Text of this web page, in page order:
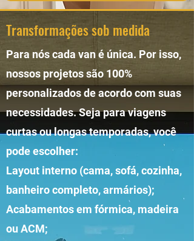
Transformações sob medida
Para nós cada van é única. Por isso,
nossos projetos são 100%
personalizados de acordo com suas
necessidades. Seja para viagens
curtas ou longas temporadas, você
pode escolher:
Layout interno (cama, sofá, cozinha,
banheiro completo, armários);
Acabamentos em fórmica, madeira
ou ACM;